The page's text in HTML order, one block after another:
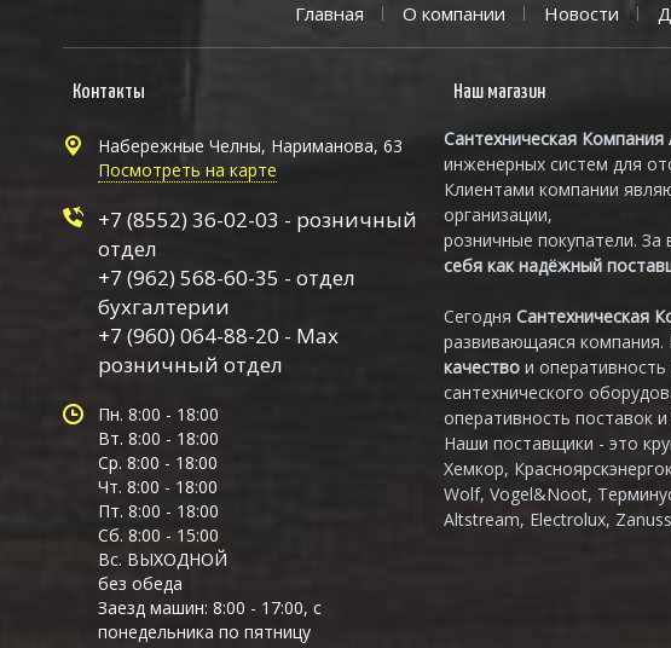
Главная О компании Новости
Контакты
Набережные Челны, Нариманова, 63
Посмотреть на карте
+7 (8552) 36-02-03 - розничный
отдел
+7 (962) 568-60-35 - отдел
бухгалтерии
+7 (960) 064-88-20 - Max
розничный отдел
Пн. 8:00 - 18:00
Вт. 8:00 - 18:00
Ср. 8:00 - 18:00
Чт. 8:00 - 18:00
Пт. 8:00 - 18:00
Сб. 8:00 - 15:00
Вс. ВЫХОДНОЙ
без обеда
Заезд машин: 8:00 - 17:00, с
понедельника по пятницу
Наш магазин
Сантехническая
инженерных систем для
Клиентами компании
организации,
розничные покупатели.
себя как надёжный
Сегодня Сантехническая
развивающаяся
качество и
сантехнического
оперативность поставок
Наши поставщики - это
Хемкор,
Wolf, Vogel&Noot,
Altstream, Electrolux,